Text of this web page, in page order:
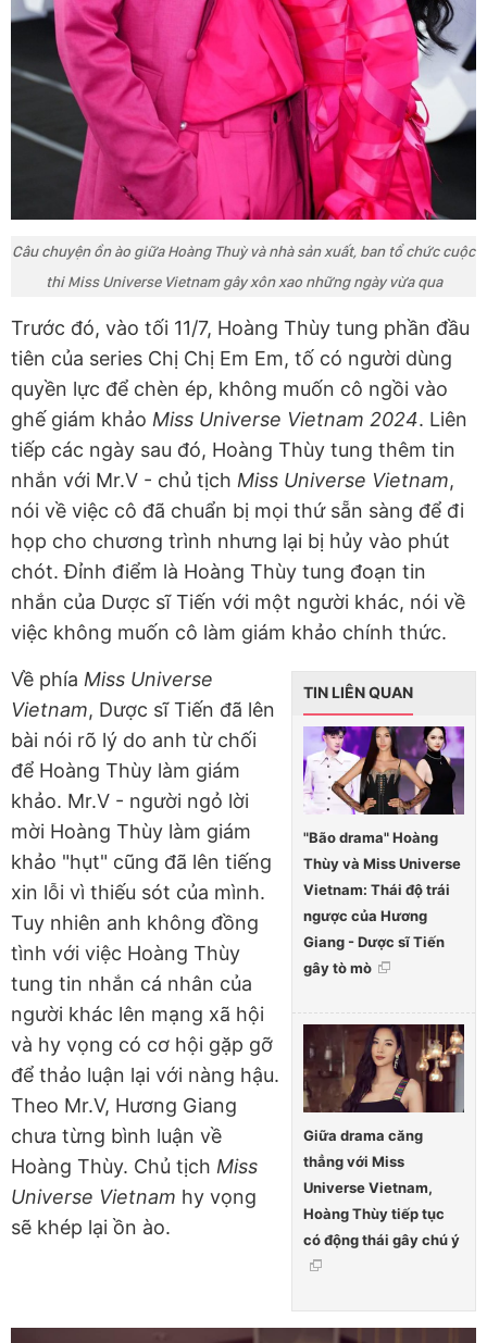
Câu chuyện ồn ào giữa Hoàng Thuỳ và nhà sản xuất, ban tổ chức cuộc
thi Miss Universe Vietnam gây xôn xao những ngày vừa qua
Trước đó, vào tối 11/7, Hoàng Thùy tung phần đầu
tiên của series Chị Chị Em Em, tố có người dùng
quyền lực để chèn ép, không muốn cô ngồi vào
ghế giám khảo Miss Universe Vietnam 2024. Liên
tiếp các ngày sau đó, Hoàng Thùy tung thêm tin
nhắn với Mr.V - chủ tịch Miss Universe Vietnam,
nói về việc cô đã chuẩn bị mọi thứ sẵn sàng để đi
họp cho chương trình nhưng lại bị hủy vào phút
chót. Đỉnh điểm là Hoàng Thùy tung đoạn tin
nhắn của Dược sĩ Tiến với một người khác, nói về
việc không muốn cô làm giám khảo chính thức.
TIN LIÊN QUAN
"Bão drama" Hoàng
Thùy và Miss Universe
Vietnam: Thái độ trái
ngược của Hương
Giang - Dược sĩ Tiến
gây tò mò
Giữa drama căng
thẳng với Miss
Universe Vietnam,
Hoàng Thùy tiếp tục
có động thái gây chú ý
Về phía Miss Universe
Vietnam, Dược sĩ Tiến đã lên
bài nói rõ lý do anh từ chối
để Hoàng Thùy làm giám
khảo. Mr.V - người ngỏ lời
mời Hoàng Thùy làm giám
khảo "hụt" cũng đã lên tiếng
xin lỗi vì thiếu sót của mình.
Tuy nhiên anh không đồng
tình với việc Hoàng Thùy
tung tin nhắn cá nhân của
người khác lên mạng xã hội
và hy vọng có cơ hội gặp gỡ
để thảo luận lại với nàng hậu.
Theo Mr.V, Hương Giang
chưa từng bình luận về
Hoàng Thùy. Chủ tịch Miss
Universe Vietnam hy vọng
sẽ khép lại ồn ào.